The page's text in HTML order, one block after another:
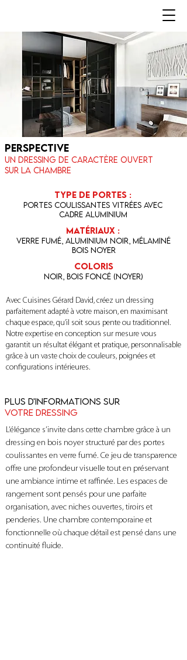
Perspective
Un dressing de caractère ouvert
sur la chambre
Type de portes :
Portes coulissantes vitrées avec
cadre aluminium
Matériaux :
verre fumé, aluminium noir, mélaminé
bois noyer
coloris
Noir, bois foncé (noyer)
Avec Cuisines Gérard David, créez un dressing
parfaitement adapté à votre maison, en maximisant
chaque espace, qu’il soit sous pente ou traditionnel.
Notre expertise en conception sur mesure vous
garantit un résultat élégant et pratique, personnalisable
grâce à un vaste choix de couleurs, poignées et
configurations intérieures.
Plus d'informations sur
votre Dressing
L’élégance s’invite dans cette chambre grâce à un
dressing en bois noyer structuré par des portes
coulissantes en verre fumé. Ce jeu de transparence
offre une profondeur visuelle tout en préservant
une ambiance intime et raffinée. Les espaces de
rangement sont pensés pour une parfaite
organisation, avec niches ouvertes, tiroirs et
penderies. Une chambre contemporaine et
fonctionnelle où chaque détail est pensé dans une
continuité fluide.